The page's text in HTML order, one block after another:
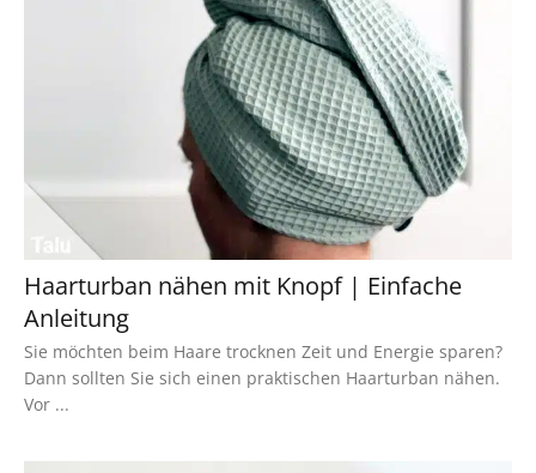
Haarturban nähen mit Knopf | Einfache
Anleitung
Sie möchten beim Haare trocknen Zeit und Energie sparen?
Dann sollten Sie sich einen praktischen Haarturban nähen.
Vor ...